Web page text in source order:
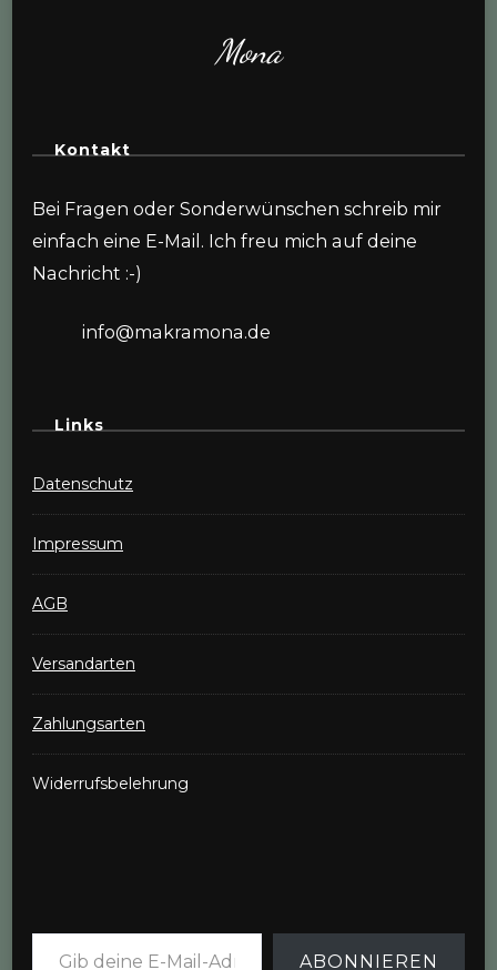
Mona
Kontakt
Bei Fragen oder Sonderwünschen schreib mir
einfach eine E-Mail. Ich freu mich auf deine
Nachricht :-)
info@makramona.de
Links
Datenschutz
Impressum
AGB
Versandarten
Zahlungsarten
Widerrufsbelehrung
Gib deine E-Mail-Adresse ein ...
ABONNIEREN